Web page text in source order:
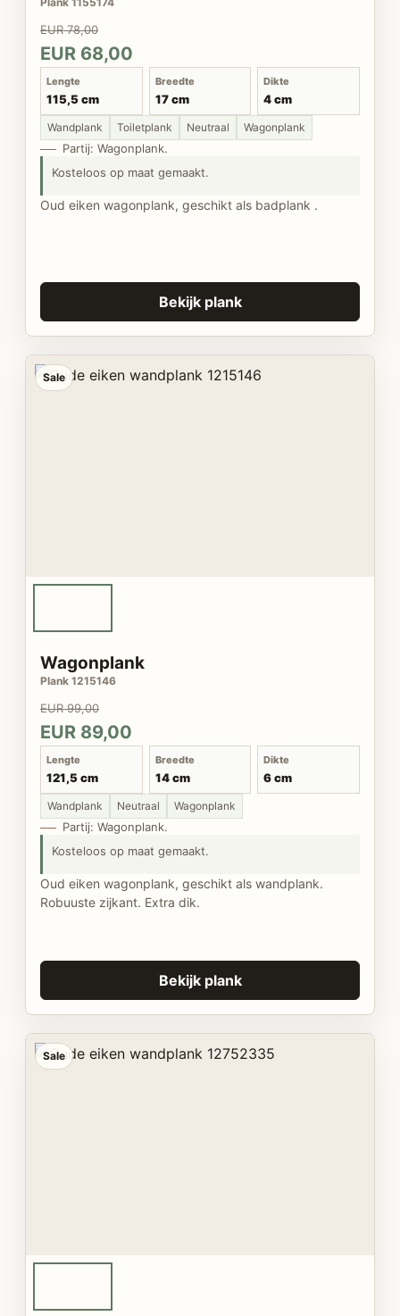
EUR 78,00
EUR 68,00
Lengte
115,5 cm
Breedte
17 cm
Dikte
4 cm
Wandplank Toiletplank Neutraal Wagonplank
Partij: Wagonplank.
Kosteloos op maat gemaakt.
Oud eiken wagonplank, geschikt als badplank .
Bekijk plank
Sale
Wagonplank
Plank 1215146
EUR 99,00
EUR 89,00
Lengte
121,5 cm
Breedte
14 cm
Dikte
6 cm
Wandplank Neutraal Wagonplank
Partij: Wagonplank.
Kosteloos op maat gemaakt.
Oud eiken wagonplank, geschikt als wandplank.
Robuuste zijkant. Extra dik.
Bekijk plank
Sale